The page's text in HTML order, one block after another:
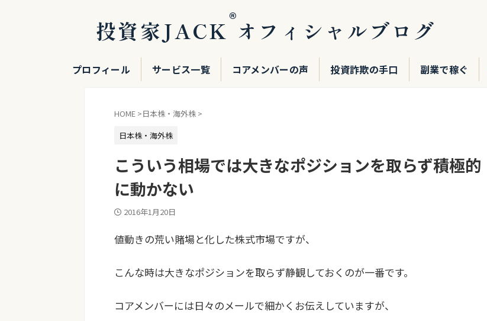
投資家JACK®オフィシャルブログ
プロフィール サービス一覧 コアメンバーの声 投資詐欺の手口 副業で稼ぐ
HOME >日本株・海外株 >
日本株・海外株
こういう相場では大きなポジションを取らず積極的
に動かない
2016年1月20日
値動きの荒い賭場と化した株式市場ですが、
こんな時は大きなポジションを取らず静観しておくのが一番です。
コアメンバーには日々のメールで細かくお伝えしていますが、